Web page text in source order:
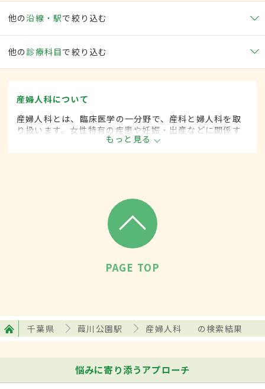
他の沿線・駅で絞り込む
他の 診療科目で絞り込む
産婦人科について
産婦人科とは、臨床医学の一分野で、産科と婦人科を取
り扱います。女性特有の疾患や妊娠・出産などに関係す
る病気に対して、予防・診断・治療します。
もっと見る
PAGE TOP
千葉県 葭川公園駅 産婦人科 の検索結果
悩みに寄り添うアプローチ